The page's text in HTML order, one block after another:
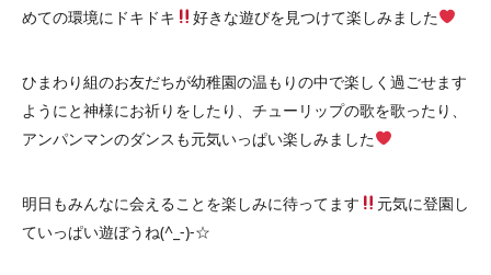
めての環境にドキドキ
好きな遊びを見つけて楽しみました
ひまわり組のお友だちが幼稚園の温もりの中で楽しく過ごせます
ようにと神様にお祈りをしたり、チューリップの歌を歌ったり、
アンパンマンのダンスも元気いっぱい楽しみました
明日もみんなに会えることを楽しみに待ってます
元気に登園し
ていっぱい遊ぼうね(^_-)-☆